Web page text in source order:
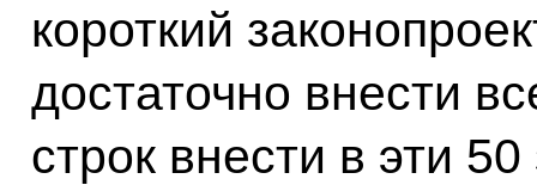
короткий
достаточно внести
строк внести в эти